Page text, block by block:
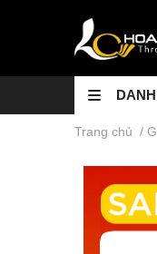
Trang chủ /